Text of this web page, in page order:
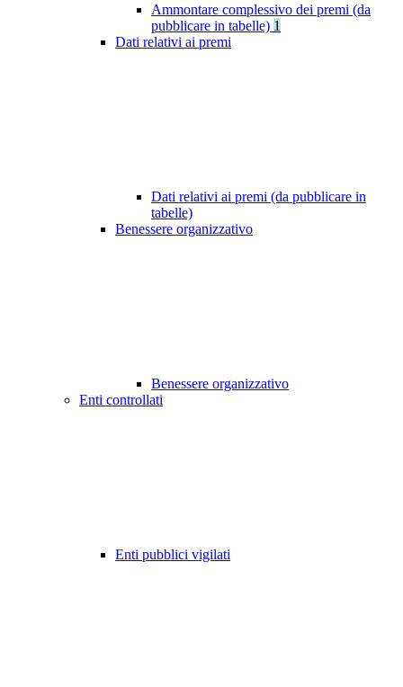
Ammontare complessivo dei premi (da
pubblicare in tabelle) 1
Dati relativi ai premi
Dati relativi ai premi (da pubblicare in
tabelle)
Benessere organizzativo
Benessere organizzativo
Enti controllati
Enti pubblici vigilati